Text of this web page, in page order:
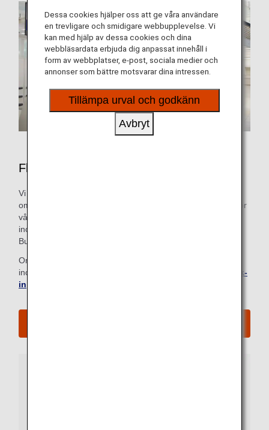
Flygplatsservice för Business Class
Vi strävar efter att göra alla steg, från incheckning till
ombordstigningsgate, så enkla och bekväma som möjligt för
våra Business Class passagerare, inklusive prioriterad
incheckning på vissa flygplatser. Leta bara upp skylten för
Business Class.
Om du redan har checkat in online behöver du inte gå till
incheckningsdisken. För mer information, se
Online Check-
in
Dessa cookies hjälper oss att ge våra användare
en trevligare och smidigare webbupplevelse. Vi
kan med hjälp av dessa cookies och dina
webbläsardata erbjuda dig anpassat innehåll i
form av webbplatser, e-post, sociala medier och
annonser som bättre motsvarar dina intressen.
Tillämpa urval och godkänn
Avbryt